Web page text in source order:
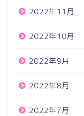
2022年11月
2022年10月
2022年9月
2022年8月
2022年7月